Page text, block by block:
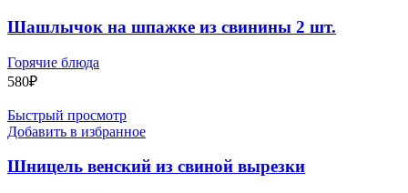
Шашлычок на шпажке из свинины 2 шт.
Горячие блюда
580₽
Быстрый просмотр
Добавить в избранное
Шницель венский из свиной вырезки